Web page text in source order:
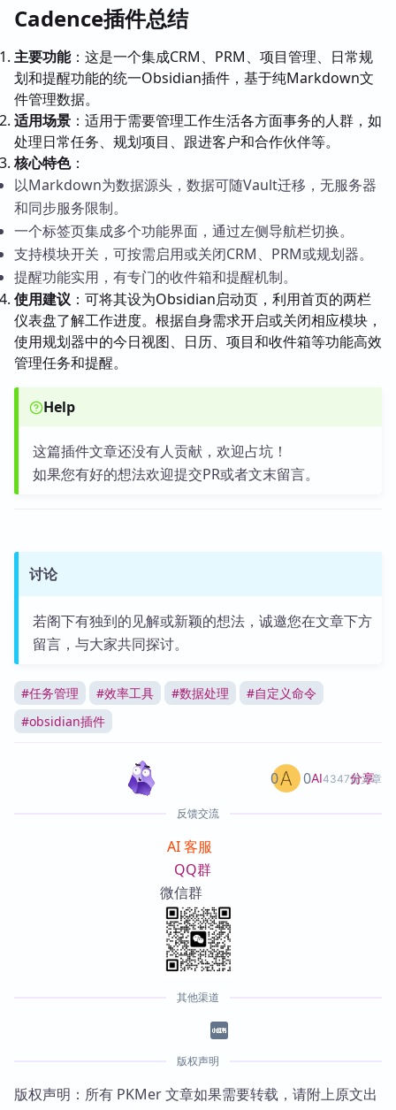
Cadence插件总结
主要功能：这是一个集成CRM、PRM、项目管理、日常规
划和提醒功能的统一Obsidian插件，基于纯Markdown文
件管理数据。
适用场景 ：适用于需要管理工作生活各方面事务的人群，如
处理日常任务、规划项目、跟进客户和合作伙伴等。
核心特色：
以Markdown为数据源头，数据可随Vault迁移，无服务器
和同步服务限制。
一个标签页集成多个功能界面，通过左侧导航栏切换。
支持模块开关，可按需启用或关闭CRM、PRM或规划器。
提醒功能实用，有专门的收件箱和提醒机制。
使用建议 ：可将其设为Obsidian启动页，利用首页的两栏
仪表盘了解工作进度。根据自身需求开启或关闭相应模块，
使用规划器中的今日视图、日历、项目和收件箱等功能高效
管理任务和提醒。
Help
这篇插件文章还没有人贡献，欢迎占坑！
如果您有好的想法欢迎提交PR或者文末留言。
讨论
若阁下有独到的见解或新颖的想法，诚邀您在文章下方
留言，与大家共同探讨。
#任务管理 #效率工具 #数据处理 #自定义命令
#obsidian插件
AI4347篇文章
0 0 分享
反馈交流
AI 客服
QQ群
微信群
其他渠道
版权声明
版权声明：所有 PKMer 文章如果需要转载，请附上原文出